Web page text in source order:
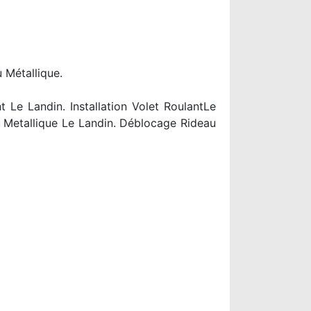
Métallique.
Le Landin. Installation Volet RoulantLe
Le Landin. Déblocage Rideau